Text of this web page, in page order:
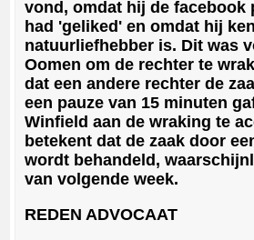
vond, omdat hij de facebook
had 'geliked' en omdat hij
natuurliefhebber is. Dit was
Oomen om de rechter te
dat een andere rechter de
een pauze van 15 minuten
Winfield aan de wraking te
betekent dat de zaak door
wordt behandeld,
van volgende week.
REDEN ADVOCAAT